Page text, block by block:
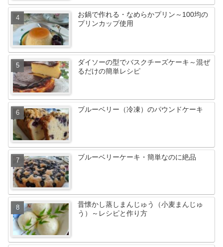
お鍋で作れる・なめらかプリン～100均の
プリンカップ使用
ダイソーの型でバスクチーズケーキ～混ぜ
るだけの簡単レシピ
ブルーベリー（冷凍）のパウンドケーキ
ブルーベリーケーキ・簡単なのに絶品
昔懐かし蒸しまんじゅう（小麦まんじゅ
う）～レシピと作り方